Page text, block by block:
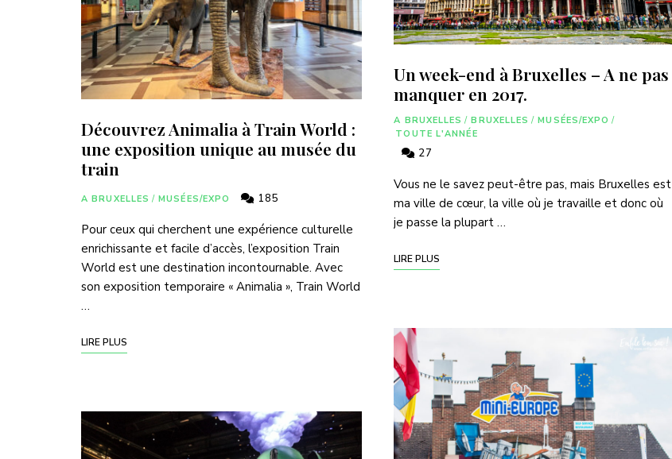
Découvrez Animalia à Train World :
une exposition unique au musée du
train
A BRUXELLES / MUSÉES/EXPO 185
Pour ceux qui cherchent une expérience culturelle
enrichissante et facile d’accès, l’exposition Train
World est une destination incontournable. Avec
son exposition temporaire « Animalia », Train World
…
LIRE PLUS
Un week-end à Bruxelles – A ne pas
manquer en 2017.
A BRUXELLES / BRUXELLES / MUSÉES/EXPO /
TOUTE L'ANNÉE
27
Vous ne le savez peut-être pas, mais Bruxelles est
ma ville de cœur, la ville où je travaille et donc où
je passe la plupart …
LIRE PLUS